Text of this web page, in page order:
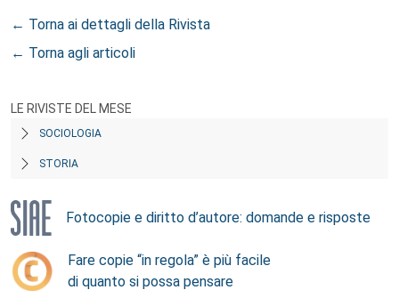
← Torna ai dettagli della Rivista
← Torna agli articoli
LE RIVISTE DEL MESE
SOCIOLOGIA
STORIA
Fotocopie e diritto d’autore: domande e risposte
Fare copie “in regola” è più facile
di quanto si possa pensare